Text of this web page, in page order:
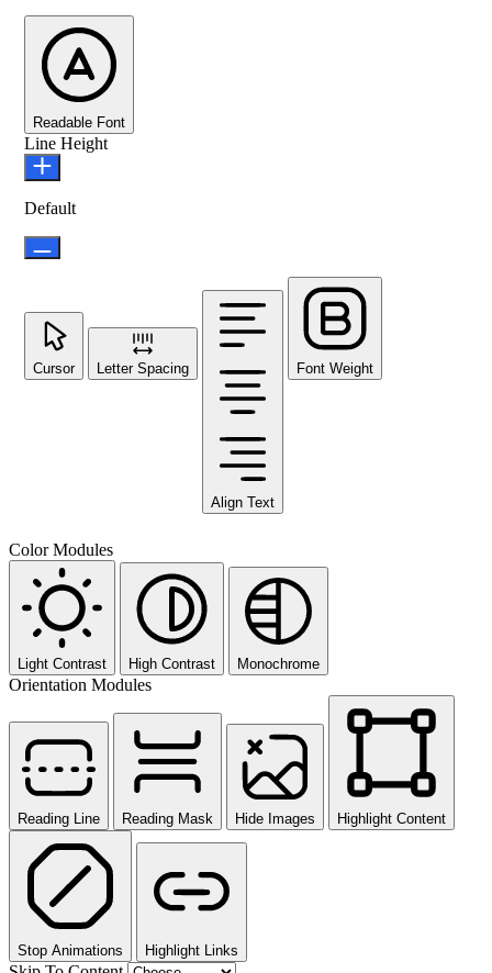
Readable Font
Line Height
Default
Cursor Letter Spacing
Align Text
Font Weight
Color Modules
Light Contrast High Contrast Monochrome
Orientation Modules
Reading Line Reading Mask Hide Images Highlight Content
Stop Animations Highlight Links